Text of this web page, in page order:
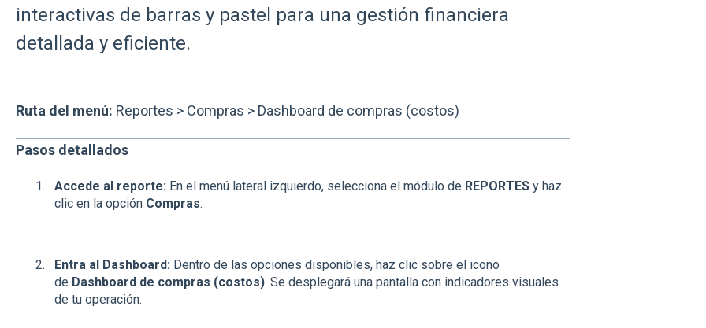
interactivas de barras y pastel para una gestión financiera
detallada y eficiente.
Ruta del menú: Reportes > Compras > Dashboard de compras (costos)
Pasos detallados
Accede al reporte:En el menú lateral izquierdo, selecciona el módulo de REPORTESy haz
clic en la opción Compras.
Entra al Dashboard:Dentro de las opciones disponibles, haz clic sobre el icono
de Dashboard de compras (costos). Se desplegará una pantalla con indicadores visuales
de tu operación.